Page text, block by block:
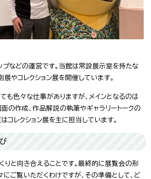
プなどの運営です。当館は常設展示室を持たな
展やコレクション展を開催しています。
も色々な仕事がありますが、メインとなるのは
の作成、作品解説の執筆やギャラリートークの
コレクション展を主に担当しています。
りと向き合えることです。最終的に展覧会の形
にご覧いただくわけですが、その準備として、ど